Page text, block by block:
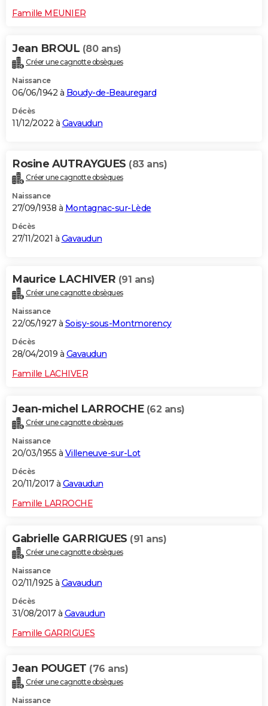
Famille MEUNIER
Jean BROUL (80 ans)
Créer une cagnotte obsèques
Naissance
06/06/1942 à Boudy-de-Beauregard
Décès
11/12/2022 à Gavaudun
Rosine AUTRAYGUES (83 ans)
Créer une cagnotte obsèques
Naissance
27/09/1938 à Montagnac-sur-Lède
Décès
27/11/2021 à Gavaudun
Maurice LACHIVER (91 ans)
Créer une cagnotte obsèques
Naissance
22/05/1927 à Soisy-sous-Montmorency
Décès
28/04/2019 à Gavaudun
Famille LACHIVER
Jean-michel LARROCHE (62 ans)
Créer une cagnotte obsèques
Naissance
20/03/1955 à Villeneuve-sur-Lot
Décès
20/11/2017 à Gavaudun
Famille LARROCHE
Gabrielle GARRIGUES (91 ans)
Créer une cagnotte obsèques
Naissance
02/11/1925 à Gavaudun
Décès
31/08/2017 à Gavaudun
Famille GARRIGUES
Jean POUGET (76 ans)
Créer une cagnotte obsèques
Naissance